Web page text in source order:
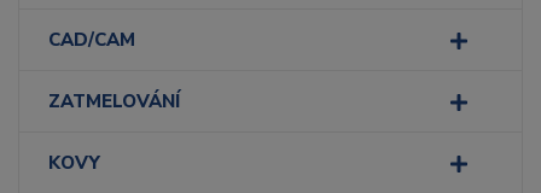
CAD/CAM
ZATMELOVÁNÍ
KOVY